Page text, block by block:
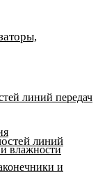
линий передач
влажности
и
линий